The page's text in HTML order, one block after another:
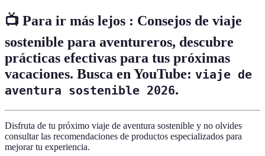
📺 Para ir más lejos : Consejos de viaje
sostenible para aventureros, descubre
prácticas efectivas para tus próximas
vacaciones. Busca en YouTube: viaje de
aventura sostenible 2026.
Disfruta de tu próximo viaje de aventura sostenible y no olvides
consultar las recomendaciones de productos especializados para
mejorar tu experiencia.